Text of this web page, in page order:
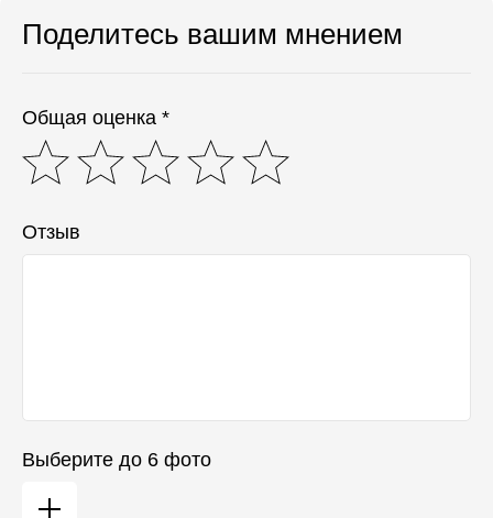
Поделитесь вашим мнением
Общая оценка *
Отзыв
Выберите до 6 фото